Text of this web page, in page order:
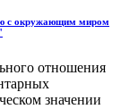
с окружающим миром
отношения
значении